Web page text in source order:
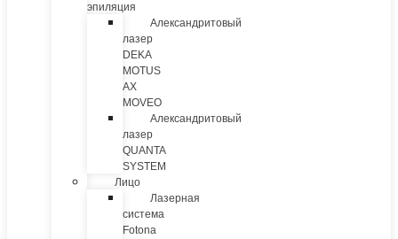
эпиляция
Александритовый
лазер
DEKA
MOTUS
AX
MOVEO
Александритовый
лазер
QUANTA
SYSTEM
Лицо
Лазерная
система
Fotona